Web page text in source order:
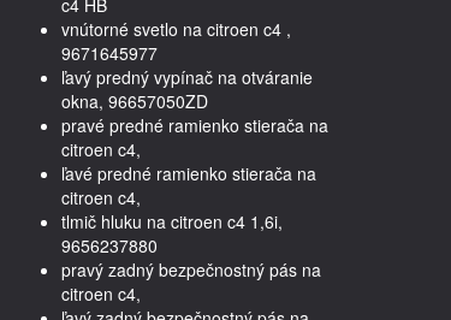
c4 HB
vnútorné svetlo na citroen c4 ,
9671645977
ľavý predný vypínač na otváranie
okna, 96657050ZD
pravé predné ramienko stierača na
citroen c4,
ľavé predné ramienko stierača na
citroen c4,
tlmič hluku na citroen c4 1,6i,
9656237880
pravý zadný bezpečnostný pás na
citroen c4,